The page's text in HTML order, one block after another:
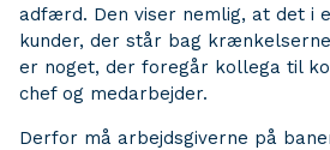
adfærd. Den viser nemlig, at det i
kunder, der står bag
er noget, der foregår kollega til
chef og medarbejder.
Derfor må arbejdsgiverne på